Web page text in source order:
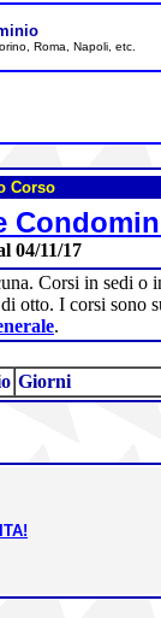
Roma, Napoli, etc.
Corso
04/11/17
Corsi in sedi
otto. I corsi sono
.
Giorni